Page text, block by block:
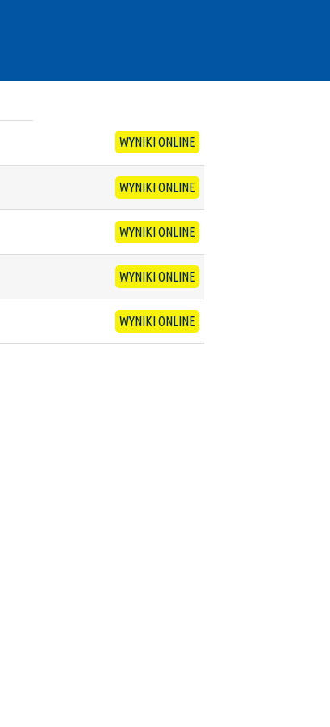
WYNIKI ONLINE
WYNIKI ONLINE
WYNIKI ONLINE
WYNIKI ONLINE
WYNIKI ONLINE